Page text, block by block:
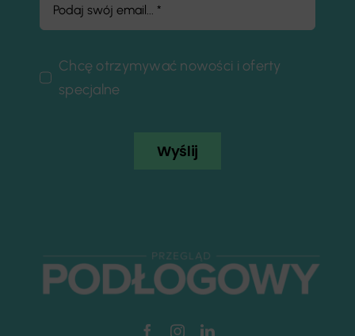
Chcę otrzymywać nowości i oferty
specjalne
Wyślij